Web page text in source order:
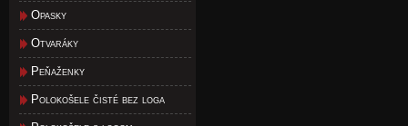
Opasky
Otvaráky
Peňaženky
Polokošele čisté bez loga